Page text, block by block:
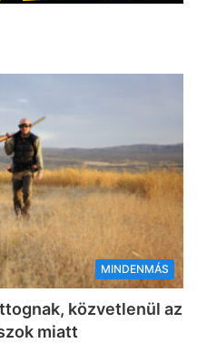
MINDENMÁS
közvetlenül az
miatt